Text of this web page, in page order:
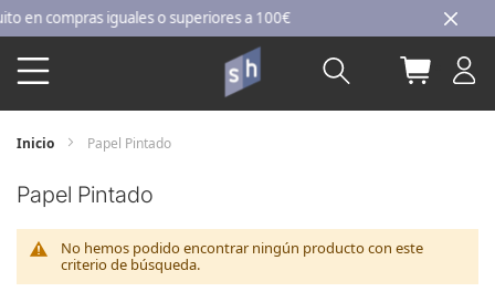
Ir
al
contenido
compras iguales o superiores a 100€
Buscar Mi
Inicio Papel Pintado
Papel Pintado
No hemos podido encontrar ningún producto con este
criterio de búsqueda.